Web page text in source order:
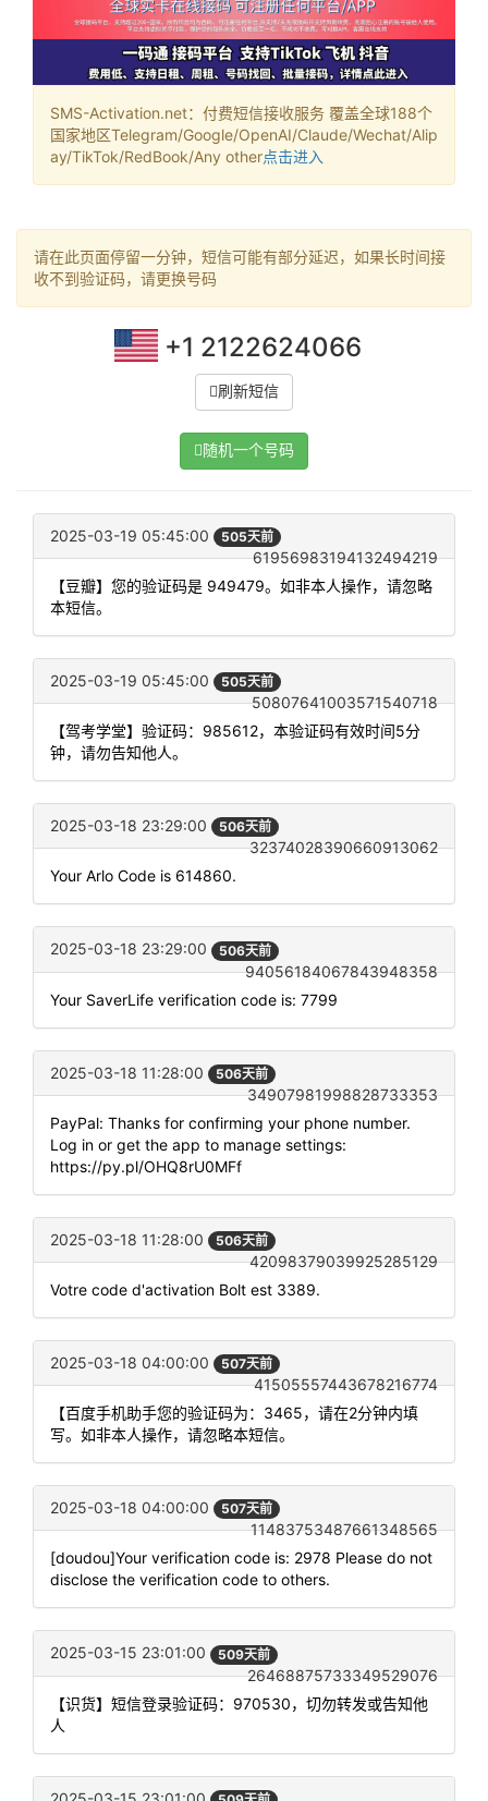
SMS-Activation.net：付费短信接收服务 覆盖全球188个
国家地区Telegram/Google/OpenAI/Claude/Wechat/Alip
ay/TikTok/RedBook/Any other点击进入
请在此页面停留一分钟，短信可能有部分延迟，如果长时间接
收不到验证码，请更换号码
+1 2122624066
刷新短信
随机一个号码
2025-03-19 05:45:00 505天前
61956983194132494219
【豆瓣】您的验证码是 949479。如非本人操作，请忽略
本短信。
2025-03-19 05:45:00 505天前
50807641003571540718
【驾考学堂】验证码：985612，本验证码有效时间5分
钟，请勿告知他人。
2025-03-18 23:29:00 506天前
32374028390660913062
Your Arlo Code is 614860.
2025-03-18 23:29:00 506天前
94056184067843948358
Your SaverLife verification code is: 7799
2025-03-18 11:28:00 506天前
34907981998828733353
PayPal: Thanks for confirming your phone number.
Log in or get the app to manage settings:
https://py.pl/OHQ8rU0MFf
2025-03-18 11:28:00 506天前
42098379039925285129
Votre code d'activation Bolt est 3389.
2025-03-18 04:00:00 507天前
41505557443678216774
【百度手机助手您的验证码为：3465，请在2分钟内填
写。如非本人操作，请忽略本短信。
2025-03-18 04:00:00 507天前
11483753487661348565
[doudou]Your verification code is: 2978 Please do not
disclose the verification code to others.
2025-03-15 23:01:00 509天前
26468875733349529076
【识货】短信登录验证码：970530，切勿转发或告知他
人